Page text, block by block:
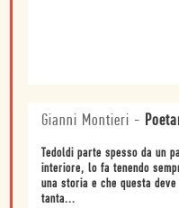
Gianni Montieri -
Tedoldi parte spesso da un
interiore, lo fa tenendo
una storia e che questa
tanta...